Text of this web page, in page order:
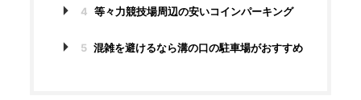
4 等々力競技場周辺の安いコインパーキング
5 混雑を避けるなら溝の口の駐車場がおすすめ